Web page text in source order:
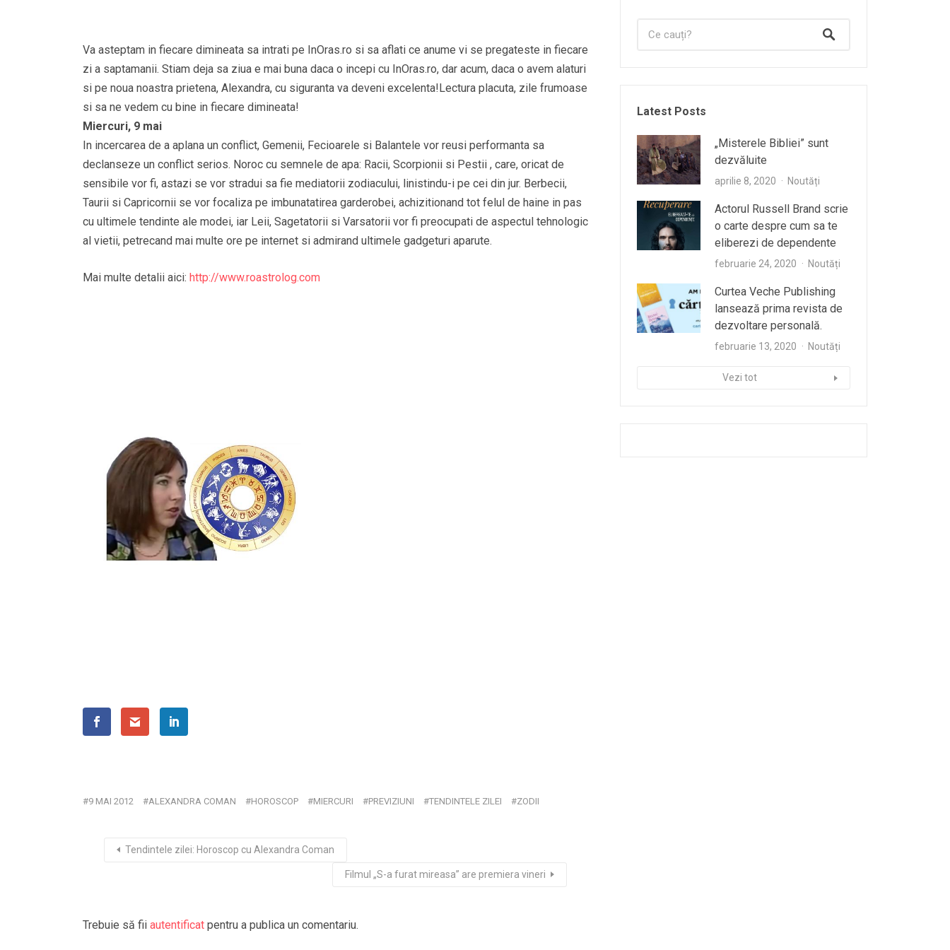
Va asteptam in fiecare dimineata sa intrati pe InOras.ro si sa aflati ce anume vi se pregateste in fiecare
zi a saptamanii. Stiam deja sa ziua e mai buna daca o incepi cu InOras.ro, dar acum, daca o avem alaturi
si pe noua noastra prietena, Alexandra, cu siguranta va deveni excelenta!Lectura placuta, zile frumoase
si sa ne vedem cu bine in fiecare dimineata!
Miercuri, 9 mai
In incercarea de a aplana un conflict, Gemenii, Fecioarele si Balantele vor reusi performanta sa
declanseze un conflict serios. Noroc cu semnele de apa: Racii, Scorpionii si Pestii , care, oricat de
sensibile vor fi, astazi se vor stradui sa fie mediatorii zodiacului, linistindu-i pe cei din jur. Berbecii,
Taurii si Capricornii se vor focaliza pe imbunatatirea garderobei, achizitionand tot felul de haine in pas
cu ultimele tendinte ale modei, iar Leii, Sagetatorii si Varsatorii vor fi preocupati de aspectul tehnologic
al vietii, petrecand mai multe ore pe internet si admirand ultimele gadgeturi aparute.
Mai multe detalii aici: http://www.roastrolog.com
9 MAI 2012 ALEXANDRA COMAN HOROSCOP MIERCURI PREVIZIUNI TENDINTELE ZILEI ZODII
Tendintele zilei: Horoscop cu Alexandra Coman
Filmul „S-a furat mireasa” are premiera vineri
Trebuie să fii autentificat pentru a publica un comentariu.
Latest Posts
„Misterele Bibliei” sunt
dezvăluite
aprilie 8, 2020 Noutăți
Actorul Russell Brand scrie
o carte despre cum sa te
eliberezi de dependente
februarie 24, 2020 Noutăți
Curtea Veche Publishing
lansează prima revista de
dezvoltare personală.
februarie 13, 2020 Noutăți
Vezi tot